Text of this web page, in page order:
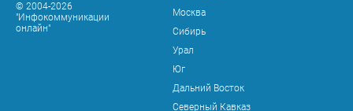
© 2004-2026
"Инфокоммуникации
онлайн"
Москва
Сибирь
Урал
Юг
Дальний Восток
Северный Кавказ